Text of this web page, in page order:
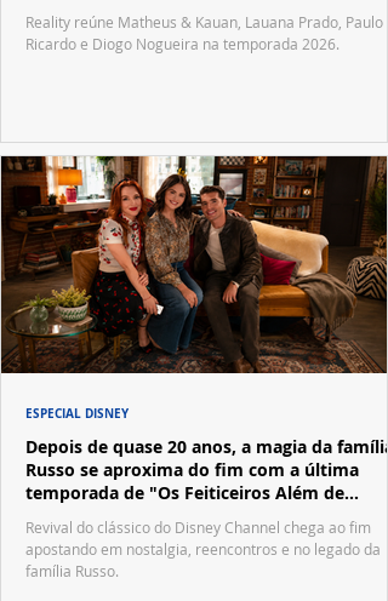
Reality reúne Matheus & Kauan, Lauana Prado, Paulo
Ricardo e Diogo Nogueira na temporada 2026.
Depois de quase 20 anos, a magia da família
Russo se aproxima do fim com a última
temporada de "Os Feiticeiros Além de
Waverly Place"
Revival do clássico do Disney Channel chega ao fim
apostando em nostalgia, reencontros e no legado da
família Russo.
ESPECIAL DISNEY